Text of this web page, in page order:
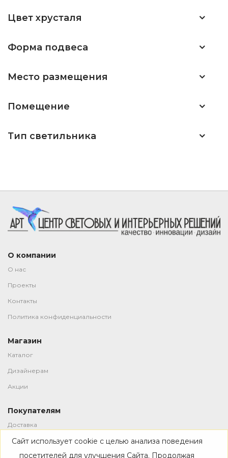
Цвет хрусталя
Форма подвеса
Место размещения
Помещение
Тип светильника
О компании
О нас
Проекты
Контакты
Политика конфиденциальности
Магазин
Каталог
Дизайнерам
Акции
Покупателям
Доставка
Оплата
Возврат
Сайт использует cookie с целью анализа поведения
посетителей для улучшения Сайта. Продолжая